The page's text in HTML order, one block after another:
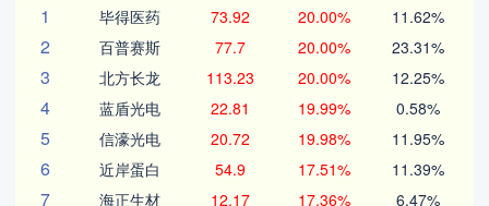
1
毕得医药 73.92 20.00% 11.62%
2 百普赛斯 77.7 20.00% 23.31%
3 北方长龙 113.23 20.00% 12.25%
4 蓝盾光电 22.81 19.99% 0.58%
5 信濠光电 20.72 19.98% 11.95%
6 近岸蛋白 54.9 17.51% 11.39%
7 海正生材 12.17 17.36% 6.47%